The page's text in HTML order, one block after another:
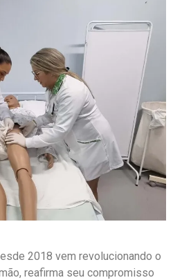
2018 vem revolucionando o
reafirma seu compromisso